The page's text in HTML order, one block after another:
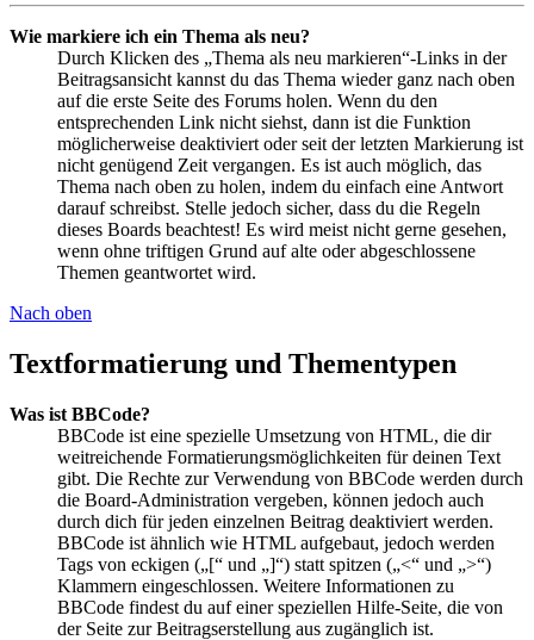
Wie markiere ich ein Thema als neu?
Durch Klicken des „Thema als neu markieren“-Links in der
Beitragsansicht kannst du das Thema wieder ganz nach oben
auf die erste Seite des Forums holen. Wenn du den
entsprechenden Link nicht siehst, dann ist die Funktion
möglicherweise deaktiviert oder seit der letzten Markierung ist
nicht genügend Zeit vergangen. Es ist auch möglich, das
Thema nach oben zu holen, indem du einfach eine Antwort
darauf schreibst. Stelle jedoch sicher, dass du die Regeln
dieses Boards beachtest! Es wird meist nicht gerne gesehen,
wenn ohne triftigen Grund auf alte oder abgeschlossene
Themen geantwortet wird.
Nach oben
Textformatierung und Thementypen
Was ist BBCode?
BBCode ist eine spezielle Umsetzung von HTML, die dir
weitreichende Formatierungsmöglichkeiten für deinen Text
gibt. Die Rechte zur Verwendung von BBCode werden durch
die Board-Administration vergeben, können jedoch auch
durch dich für jeden einzelnen Beitrag deaktiviert werden.
BBCode ist ähnlich wie HTML aufgebaut, jedoch werden
Tags von eckigen („[“ und „]“) statt spitzen („<“ und „>“)
Klammern eingeschlossen. Weitere Informationen zu
BBCode findest du auf einer speziellen Hilfe-Seite, die von
der Seite zur Beitragserstellung aus zugänglich ist.